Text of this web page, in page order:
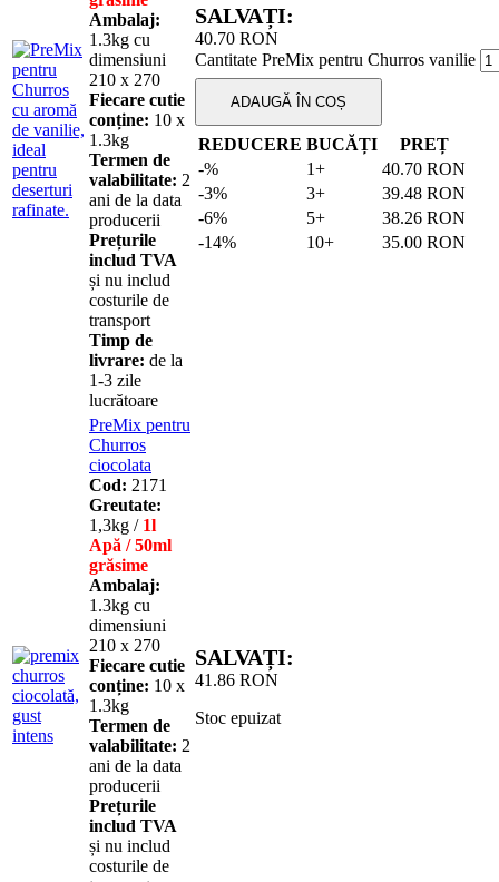
Ambalaj:
1.3kg cu
dimensiuni
210 х 270
Fiecare cutie
conține: 10 х
1.3kg
Termen de
valabilitate: 2
ani de la data
producerii
Prețurile
includ TVA
și nu includ
costurile de
transport
Timp de
livrare: de la
1-3 zile
lucrătoare
SALVAȚI:
40.70 RON
Cantitate PreMix pentru Churros vanilie
ADAUGĂ ÎN COȘ
REDUCERE BUCĂȚI
PREȚ
-%
1+ 40.70 RON
-3%
3+ 39.48 RON
-6%
5+ 38.26 RON
-14%
10+ 35.00 RON
PreMix pentru
Churros
ciocolata
Cod: 2171
Greutate:
1,3kg /1l
Apă / 50ml
grăsime
Ambalaj:
1.3kg cu
dimensiuni
210 х 270
Fiecare cutie
conține: 10 х
1.3kg
Termen de
valabilitate: 2
ani de la data
producerii
Prețurile
includ TVA
și nu includ
costurile de
SALVAȚI:
41.86 RON
Stoc epuizat